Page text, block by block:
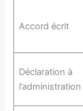
Accord écrit
Déclaration à
l’administration